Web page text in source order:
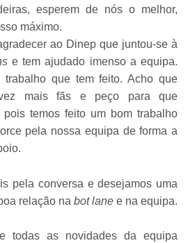
esperem de nós o melhor,
máximo.
ao Dinep que juntou-se à
e tem ajudado imenso a equipa.
que tem feito. Acho que
mais fãs e peço para que
pois temos feito um bom trabalho
pela nossa equipa de forma a
pela conversa e desejamos uma
relação na bot lane e na equipa.
todas as novidades da equipa